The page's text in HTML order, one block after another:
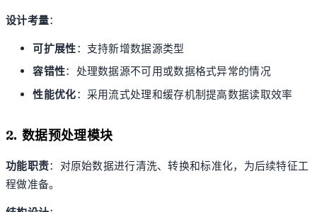
设计考量：
可扩展性：支持新增数据源类型
容错性：处理数据源不可用或数据格式异常的情况
性能优化：采用流式处理和缓存机制提高数据读取效率
2. 数据预处理模块
功能职责：对原始数据进行清洗、转换和标准化，为后续特征工
程做准备。